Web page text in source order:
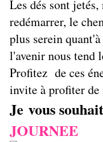
Les dés sont
redémarrer, le
plus serein
l'avenir nous tend
Profitez de ces
invite à profiter de
Je vous
JOURNEE